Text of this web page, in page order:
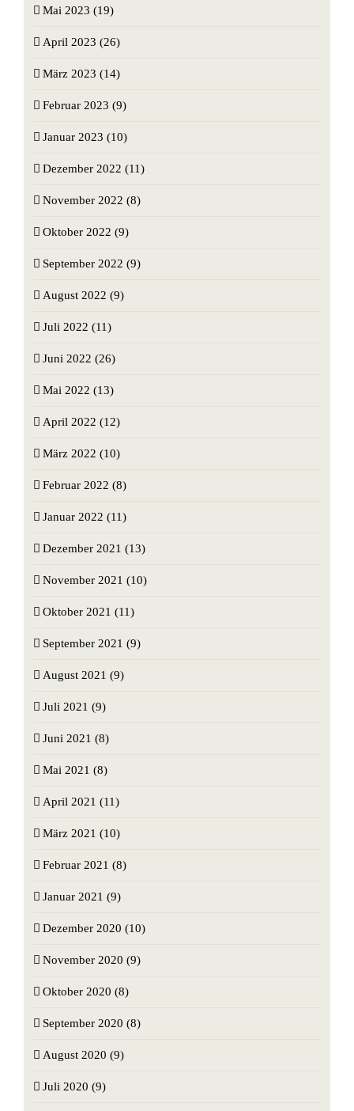
Mai 2023 (19)
April 2023 (26)
März 2023 (14)
Februar 2023 (9)
Januar 2023 (10)
Dezember 2022 (11)
November 2022 (8)
Oktober 2022 (9)
September 2022 (9)
August 2022 (9)
Juli 2022 (11)
Juni 2022 (26)
Mai 2022 (13)
April 2022 (12)
März 2022 (10)
Februar 2022 (8)
Januar 2022 (11)
Dezember 2021 (13)
November 2021 (10)
Oktober 2021 (11)
September 2021 (9)
August 2021 (9)
Juli 2021 (9)
Juni 2021 (8)
Mai 2021 (8)
April 2021 (11)
März 2021 (10)
Februar 2021 (8)
Januar 2021 (9)
Dezember 2020 (10)
November 2020 (9)
Oktober 2020 (8)
September 2020 (8)
August 2020 (9)
Juli 2020 (9)